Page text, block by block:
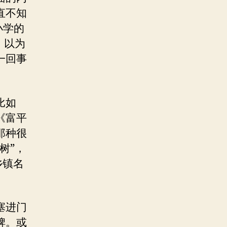
不知
学的
以为
回事
如
富平
种很
”，
名
进门
。或